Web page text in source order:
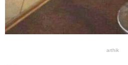
arthik